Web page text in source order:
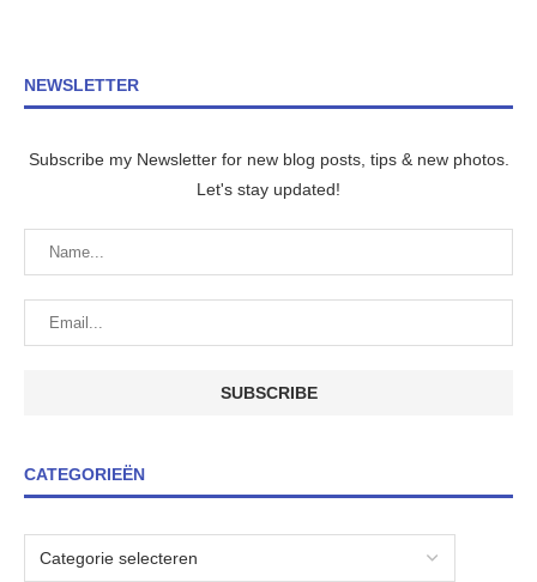
NEWSLETTER
Subscribe my Newsletter for new blog posts, tips & new photos.
Let's stay updated!
CATEGORIEËN